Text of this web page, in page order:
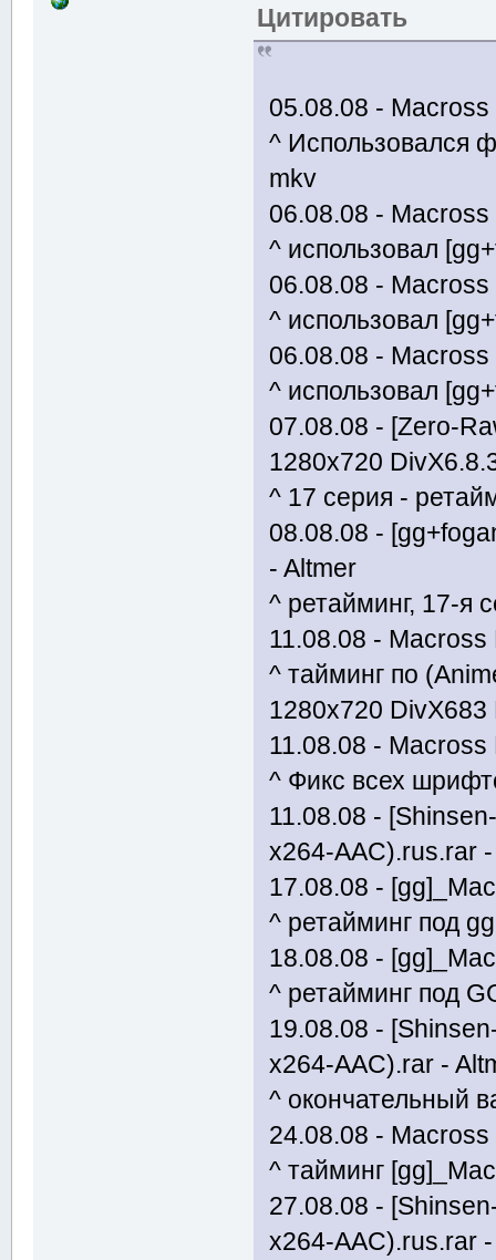
Цитировать
05.08.08 -
^ Использовался
mkv
06.08.08 -
^ использовал
06.08.08 -
^ использовал
06.08.08 -
^ использовал
07.08.08 - [Zero-
1280x720
^ 17 серия -
08.08.08 -
- Altmer
^ ретайминг, 17-я
11.08.08 -
^ тайминг по
1280x720 DivX683
11.08.08 -
^ Фикс всех
11.08.08 -
x264-AAC).rus.rar
17.08.08 -
^ ретайминг под
18.08.08 -
^ ретайминг под
19.08.08 -
x264-AAC).rar -
^ окончательный
24.08.08 -
^ тайминг
27.08.08 -
x264-AAC).rus.rar